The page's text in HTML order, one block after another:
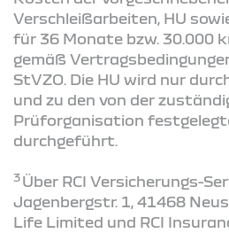
Verschleißarbeiten, HU
für 36 Monate bzw. 30.000
gemäß
StVZO. Die HU wird nur
und zu den von der
Prüforganisation
durchgeführt.
3 Über RCI Versicherungs-
Jagenbergstr. 1, 41468
Life Limited und RCI